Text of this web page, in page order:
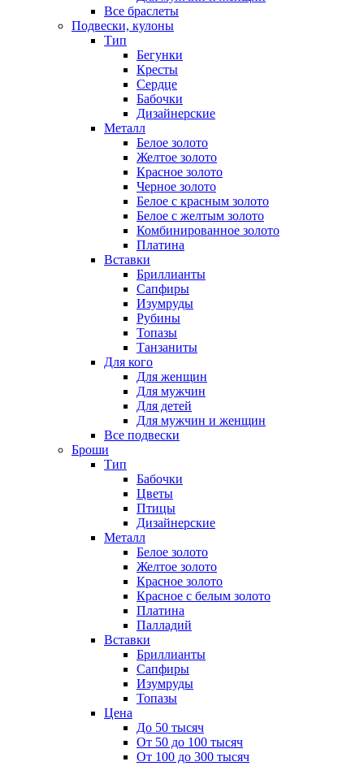
Все браслеты
Подвески, кулоны
Тип
Бегунки
Кресты
Сердце
Бабочки
Дизайнерские
Металл
Белое золото
Желтое золото
Красное золото
Черное золото
Белое с красным золото
Белое с желтым золото
Комбинированное золото
Платина
Вставки
Бриллианты
Сапфиры
Изумруды
Рубины
Топазы
Танзаниты
Для кого
Для женщин
Для мужчин
Для детей
Для мужчин и женщин
Все подвески
Броши
Тип
Бабочки
Цветы
Птицы
Дизайнерские
Металл
Белое золото
Желтое золото
Красное золото
Красное с белым золото
Платина
Палладий
Вставки
Бриллианты
Сапфиры
Изумруды
Топазы
Цена
До 50 тысяч
От 50 до 100 тысяч
От 100 до 300 тысяч